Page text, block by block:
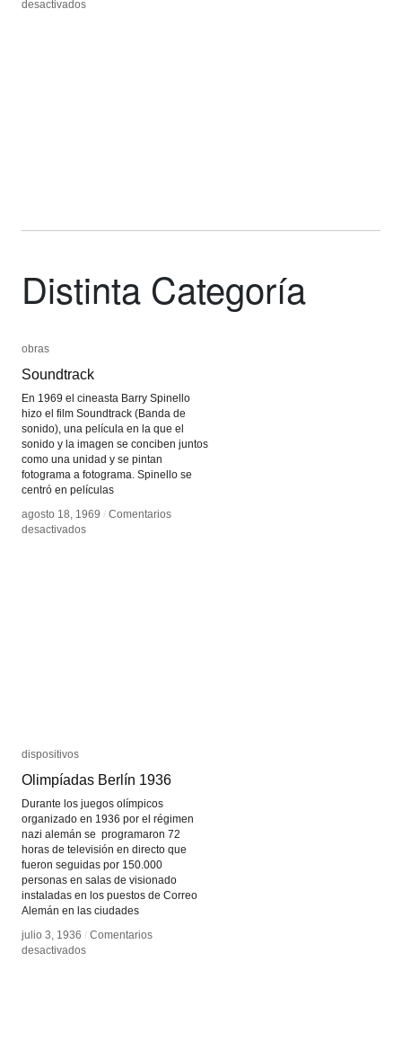
desactivadosen
desactivadosen
Distinta Categoría
obras
Soundtrack
En 1969 el cineasta Barry Spinello
hizo el film Soundtrack (Banda de
sonido), una película en la que el
sonido y la imagen se conciben juntos
como una unidad y se pintan
fotograma a fotograma. Spinello se
centró en películas
agosto 18, 1969 / Comentarios
desactivadosen
obras
Soundtrack
agosto 18, 1969 / Comentarios
desactivadosen
dispositivos
Olimpíadas Berlín 1936
Durante los juegos olímpicos
organizado en 1936 por el régimen
nazi alemán se programaron 72
horas de televisión en directo que
fueron seguidas por 150.000
personas en salas de visionado
instaladas en los puestos de Correo
Alemán en las ciudades
julio 3, 1936 / Comentarios
desactivadosen
dispositivos
Olimpíadas Berlín 1936
julio 3, 1936 / Comentarios
desactivadosen